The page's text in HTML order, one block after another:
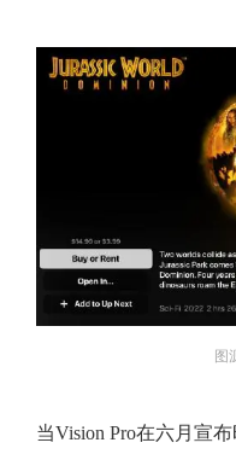
图
当Vision Pro在六月宣